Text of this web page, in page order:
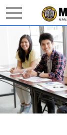
toggle
navigation